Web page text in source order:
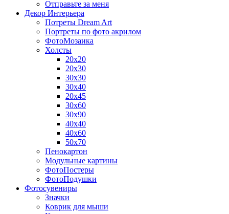
Отправьте за меня
Декор Интерьера
Потреты Dream Art
Портреты по фото акрилом
ФотоМозаика
Холсты
20х20
20х30
30х30
30х40
20х45
30х60
30х90
40х40
40х60
50х70
Пенокартон
Модульные картины
ФотоПостеры
ФотоПодушки
Фотоcувениры
Значки
Коврик для мыши